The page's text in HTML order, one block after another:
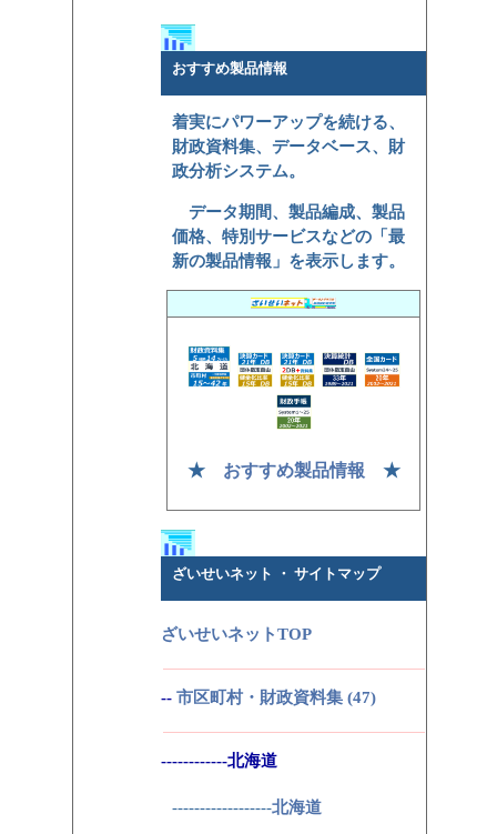
おすすめ製品情報
着実にパワーアップを続ける、
財政資料集、データベース、財
政分析システム。
データ期間、製品編成、製品
価格、特別サービスなどの「最
新の製品情報」を表示します。
★ おすすめ製品情報 ★
ざいせいネット ・ サイトマップ
ざいせいネットTOP
--市区町村・財政資料集 (47)
------------北海道
------------------北海道